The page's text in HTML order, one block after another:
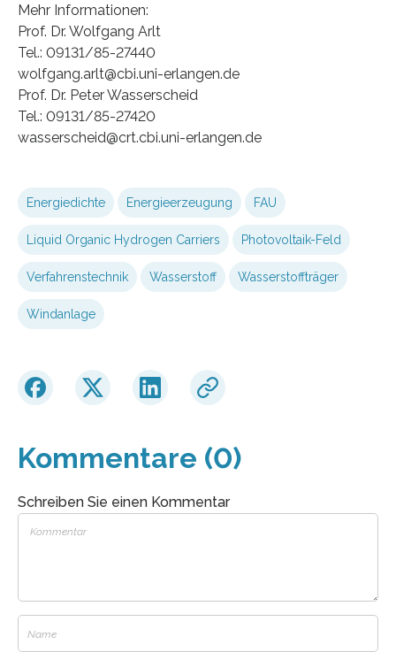
Mehr Informationen:
Prof. Dr. Wolfgang Arlt
Tel.: 09131/85-27440
wolfgang.arlt@cbi.uni-erlangen.de
Prof. Dr. Peter Wasserscheid
Tel.: 09131/85-27420
wasserscheid@crt.cbi.uni-erlangen.de
Energiedichte Energieerzeugung FAU
Liquid Organic Hydrogen Carriers Photovoltaik-Feld
Verfahrenstechnik Wasserstoff Wasserstoffträger
Windanlage
Kommentare (0)
Schreiben Sie einen Kommentar